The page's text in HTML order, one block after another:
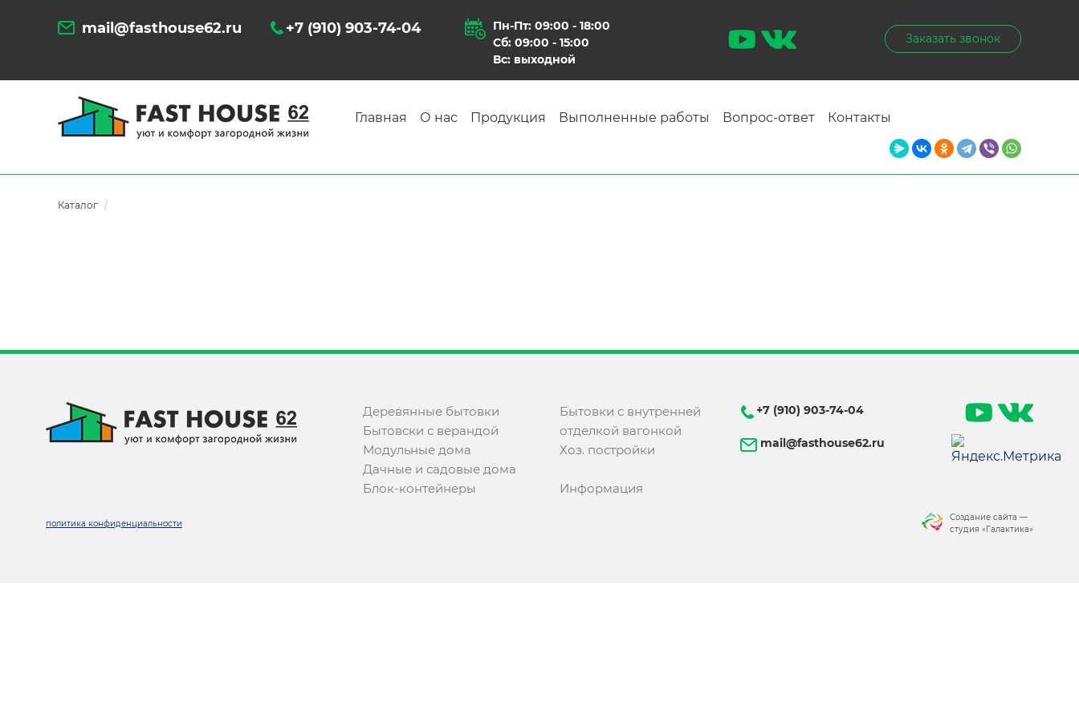
mail@fasthouse62.ru +7 (910) 903-74-04
Пн-Пт: 09:00 - 18:00
Сб: 09:00 - 15:00
Вс: выходной
Заказать звонок
Главная О нас Продукция Выполненные работы Вопрос-ответ Контакты
Каталог
Деревянные бытовки
Бытовски с верандой
Модульные дома
Дачные и садовые дома
Блок-контейнеры
Бытовки с внутренней
отделкой вагонкой
Хоз. постройки
Информация
+7 (910) 903-74-04
mail@fasthouse62.ru
политика конфиденциальности
Создание сайта —
студия «Галактика»